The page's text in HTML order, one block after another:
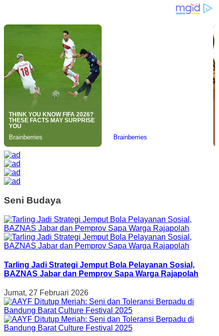
Seni Budaya
Tarling Jadi Strategi Jemput Bola Pelayanan Sosial,
BAZNAS Jabar dan Pemprov Sapa Warga Rajapolah
Jumat, 27 Februari 2026